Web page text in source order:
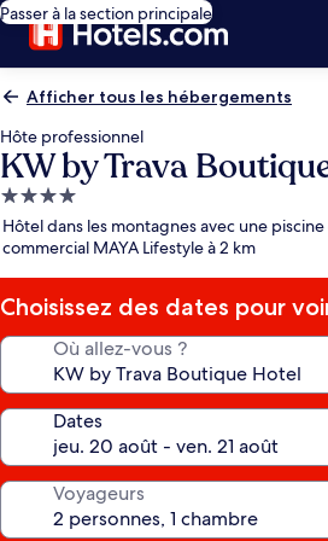
Passer à la section principale
Afficher tous les hébergements
Hôte professionnel
KW by Trava
Hébergement
4.0 étoiles
Hôtel dans les montagnes avec une
commercial MAYA Lifestyle à 2 km
Choisissez des dates pour
Où allez-vous ?
Dates
Voyageurs